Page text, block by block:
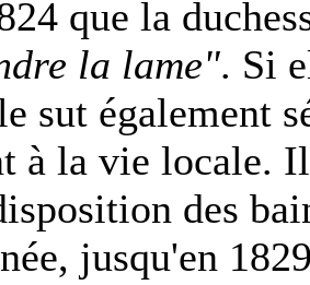
que la
la lame". Si
sut également
à la vie locale.
des
jusqu'en